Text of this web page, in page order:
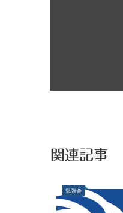
関連記事
勉強会